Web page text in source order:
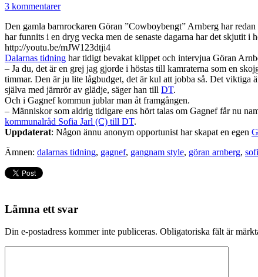
3 kommentarer
Den gamla barnrockaren Göran ”Cowboybengt” Arnberg har
har funnits i en dryg vecka men de senaste dagarna har det skjutit i
http://youtu.be/mJW123dtji4
Dalarnas tidning har tidigt bevakat klippet och intervjua Göran
– Ja du, det är en grej jag gjorde i höstas till kamraterna som en
timmar. Den är ju lite lågbudget, det är kul att jobba så. Det viktiga
själva med järnrör av glädje, säger han till DT.
Och i Gagnef kommun jublar man åt framgången.
– Människor som aldrig tidigare ens hört talas om Gagnef får nu
kommunalråd Sofia Jarl (C) till DT.
Uppdaterat: Någon ännu anonym opportunist har skapat en egen
Ämnen: dalarnas tidning, gagnef, gangnam style, göran arnberg,
Lämna ett svar
Din e-postadress kommer inte publiceras. Obligatoriska fält är